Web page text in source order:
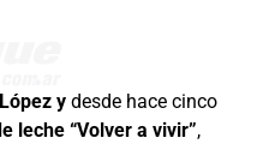
y desde hace cinco
leche “Volver a vivir”,